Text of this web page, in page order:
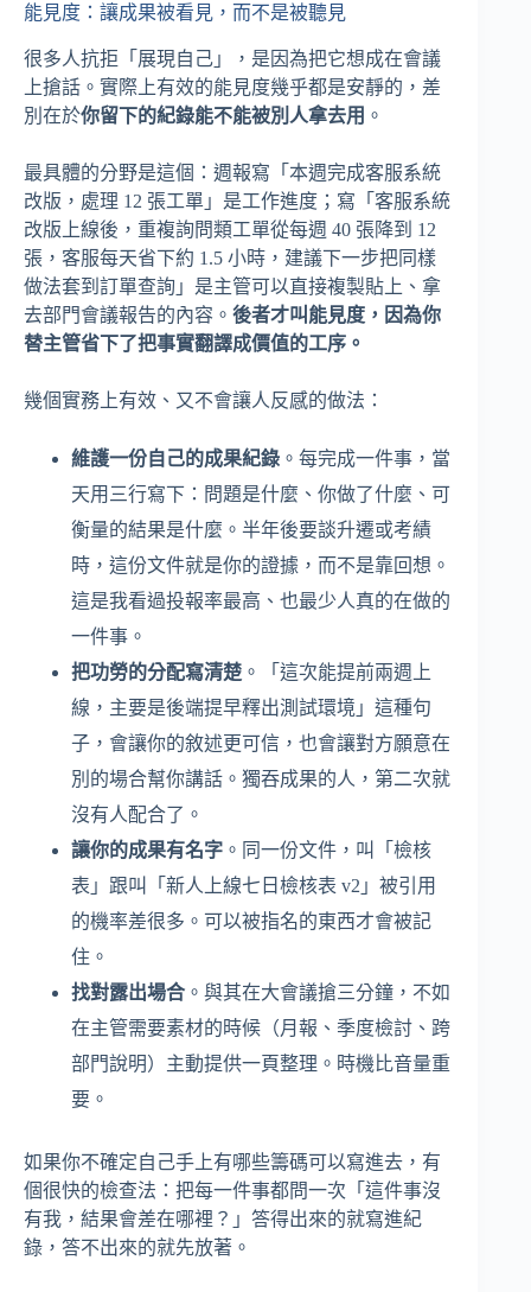
能見度：讓成果被看見，而不是被聽見
很多人抗拒「展現自己」，是因為把它想成在會議
上搶話。實際上有效的能見度幾乎都是安靜的，差
別在於你留下的紀錄能不能被別人拿去用 。
最具體的分野是這個：週報寫「本週完成客服系統
改版，處理 12 張工單」是工作進度；寫「客服系統
改版上線後，重複詢問類工單從每週 40 張降到 12
張，客服每天省下約 1.5 小時，建議下一步把同樣
做法套到訂單查詢」是主管可以直接複製貼上、拿
去部門會議報告的內容。 後者才叫能見度，因為你
替主管省下了把事實翻譯成價值的工序。
幾個實務上有效、又不會讓人反感的做法：
維護一份自己的成果紀錄 。每完成一件事，當
天用三行寫下：問題是什麼、你做了什麼、可
衡量的結果是什麼。半年後要談升遷或考績
時，這份文件就是你的證據，而不是靠回想。
這是我看過投報率最高、也最少人真的在做的
一件事。
把功勞的分配寫清楚 。「這次能提前兩週上
線，主要是後端提早釋出測試環境」這種句
子，會讓你的敘述更可信，也會讓對方願意在
別的場合幫你講話。獨吞成果的人，第二次就
沒有人配合了。
讓你的成果有名字 。同一份文件，叫「檢核
表」跟叫「新人上線七日檢核表 v2」被引用
的機率差很多。可以被指名的東西才會被記
住。
找對露出場合 。與其在大會議搶三分鐘，不如
在主管需要素材的時候（月報、季度檢討、跨
部門說明）主動提供一頁整理。時機比音量重
要。
如果你不確定自己手上有哪些籌碼可以寫進去，有
個很快的檢查法：把每一件事都問一次「這件事沒
有我，結果會差在哪裡？」答得出來的就寫進紀
錄，答不出來的就先放著。